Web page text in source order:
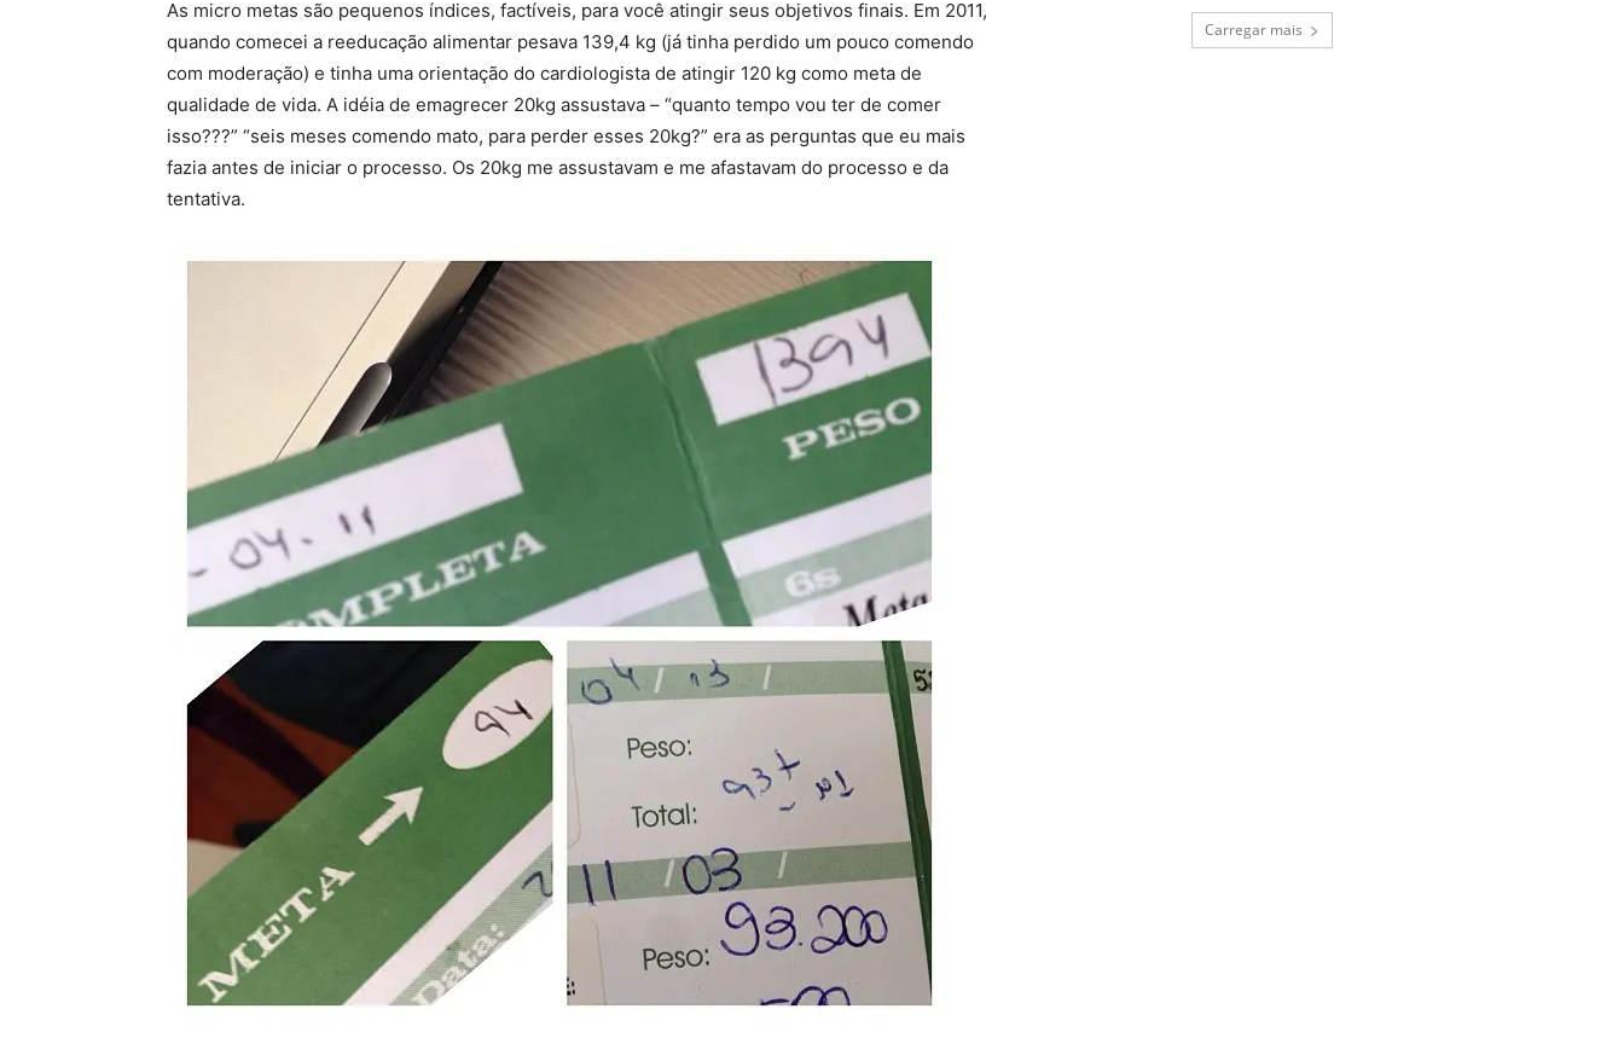
As micro metas são pequenos índices, factíveis, para você atingir seus objetivos finais. Em 2011,
quando comecei a reeducação alimentar pesava 139,4 kg (já tinha perdido um pouco comendo
com moderação) e tinha uma orientação do cardiologista de atingir 120 kg como meta de
qualidade de vida. A idéia de emagrecer 20kg assustava – “quanto tempo vou ter de comer
isso???” “seis meses comendo mato, para perder esses 20kg?” era as perguntas que eu mais
fazia antes de iniciar o processo. Os 20kg me assustavam e me afastavam do processo e da
tentativa.
Carregar mais